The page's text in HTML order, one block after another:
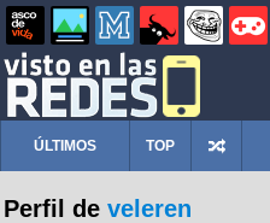
ÚLTIMOS TOP
Perfil de veleren